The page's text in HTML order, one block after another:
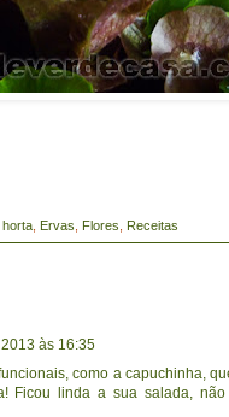
Ervas Flores Receitas
às 16:35
como a capuchinha,
Ficou linda a sua salada,